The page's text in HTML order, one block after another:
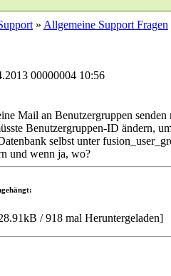
» Allgemeine Support Fragen
00000004 10:56
Mail an Benutzergruppen
Benutzergruppen-ID ändern,
selbst unter
und wenn ja, wo?
/ 918 mal Heruntergeladen]